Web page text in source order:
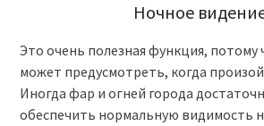
Ночное
Это очень полезная функция, потому
может предусмотреть, когда
Иногда фар и огней города
обеспечить нормальную видимость